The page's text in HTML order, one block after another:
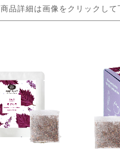
商品詳細は画像をクリックして